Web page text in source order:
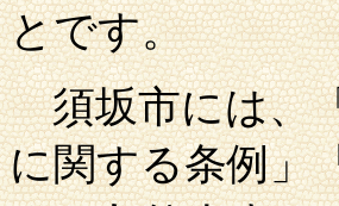
とです。
須坂市には、
に関する条例」